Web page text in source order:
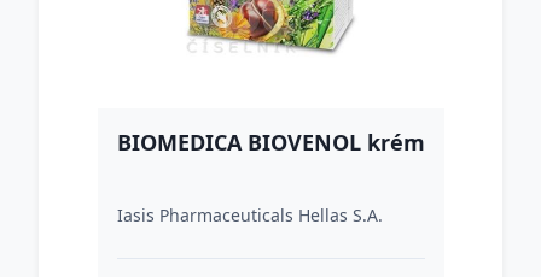
BIOMEDICA BIOVENOL krém
Iasis Pharmaceuticals Hellas S.A.